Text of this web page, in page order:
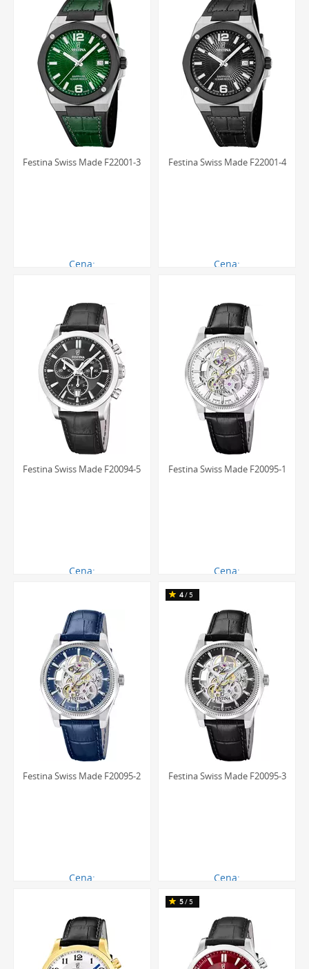
nie regulować koronki, aby zachować pełną szczelność
koperty.
Jak dbać o skórzany pasek w zegarku
Festina, aby służył jak najdłużej?
Aby skórzany pasek zachował swój wygląd i właściwości na
długo, należy unikać jego częstego kontaktu z wodą,
perfumami i detergentami. Po zamoczeniu warto go
delikatnie osuszyć miękką szmatką i pozostawić do
wyschnięcia w temperaturze pokojowej. Co kilka miesięcy
Festina Swiss Made F22001-3
Cena:
Festina Swiss Made F22001-4
Cena:
Festina Swiss Made F20094-5
Cena:
Festina Swiss Made F20095-1
Cena:
Festina Swiss Made F20095-2
Cena:
Festina Swiss Made F20095-3
Cena:
4/5
5/5